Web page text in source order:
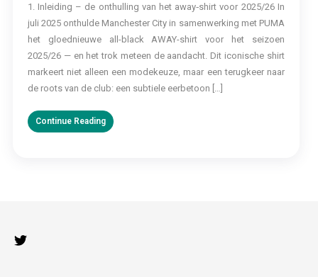
1. Inleiding – de onthulling van het away‑shirt voor 2025/26 In
juli 2025 onthulde Manchester City in samenwerking met PUMA
het gloednieuwe all-black AWAY-shirt voor het seizoen
2025/26 — en het trok meteen de aandacht. Dit iconische shirt
markeert niet alleen een modekeuze, maar een terugkeer naar
de roots van de club: een subtiele eerbetoon […]
Continue Reading